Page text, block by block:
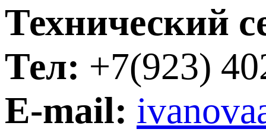
Технический
Тел: +7(923)
E-mail: